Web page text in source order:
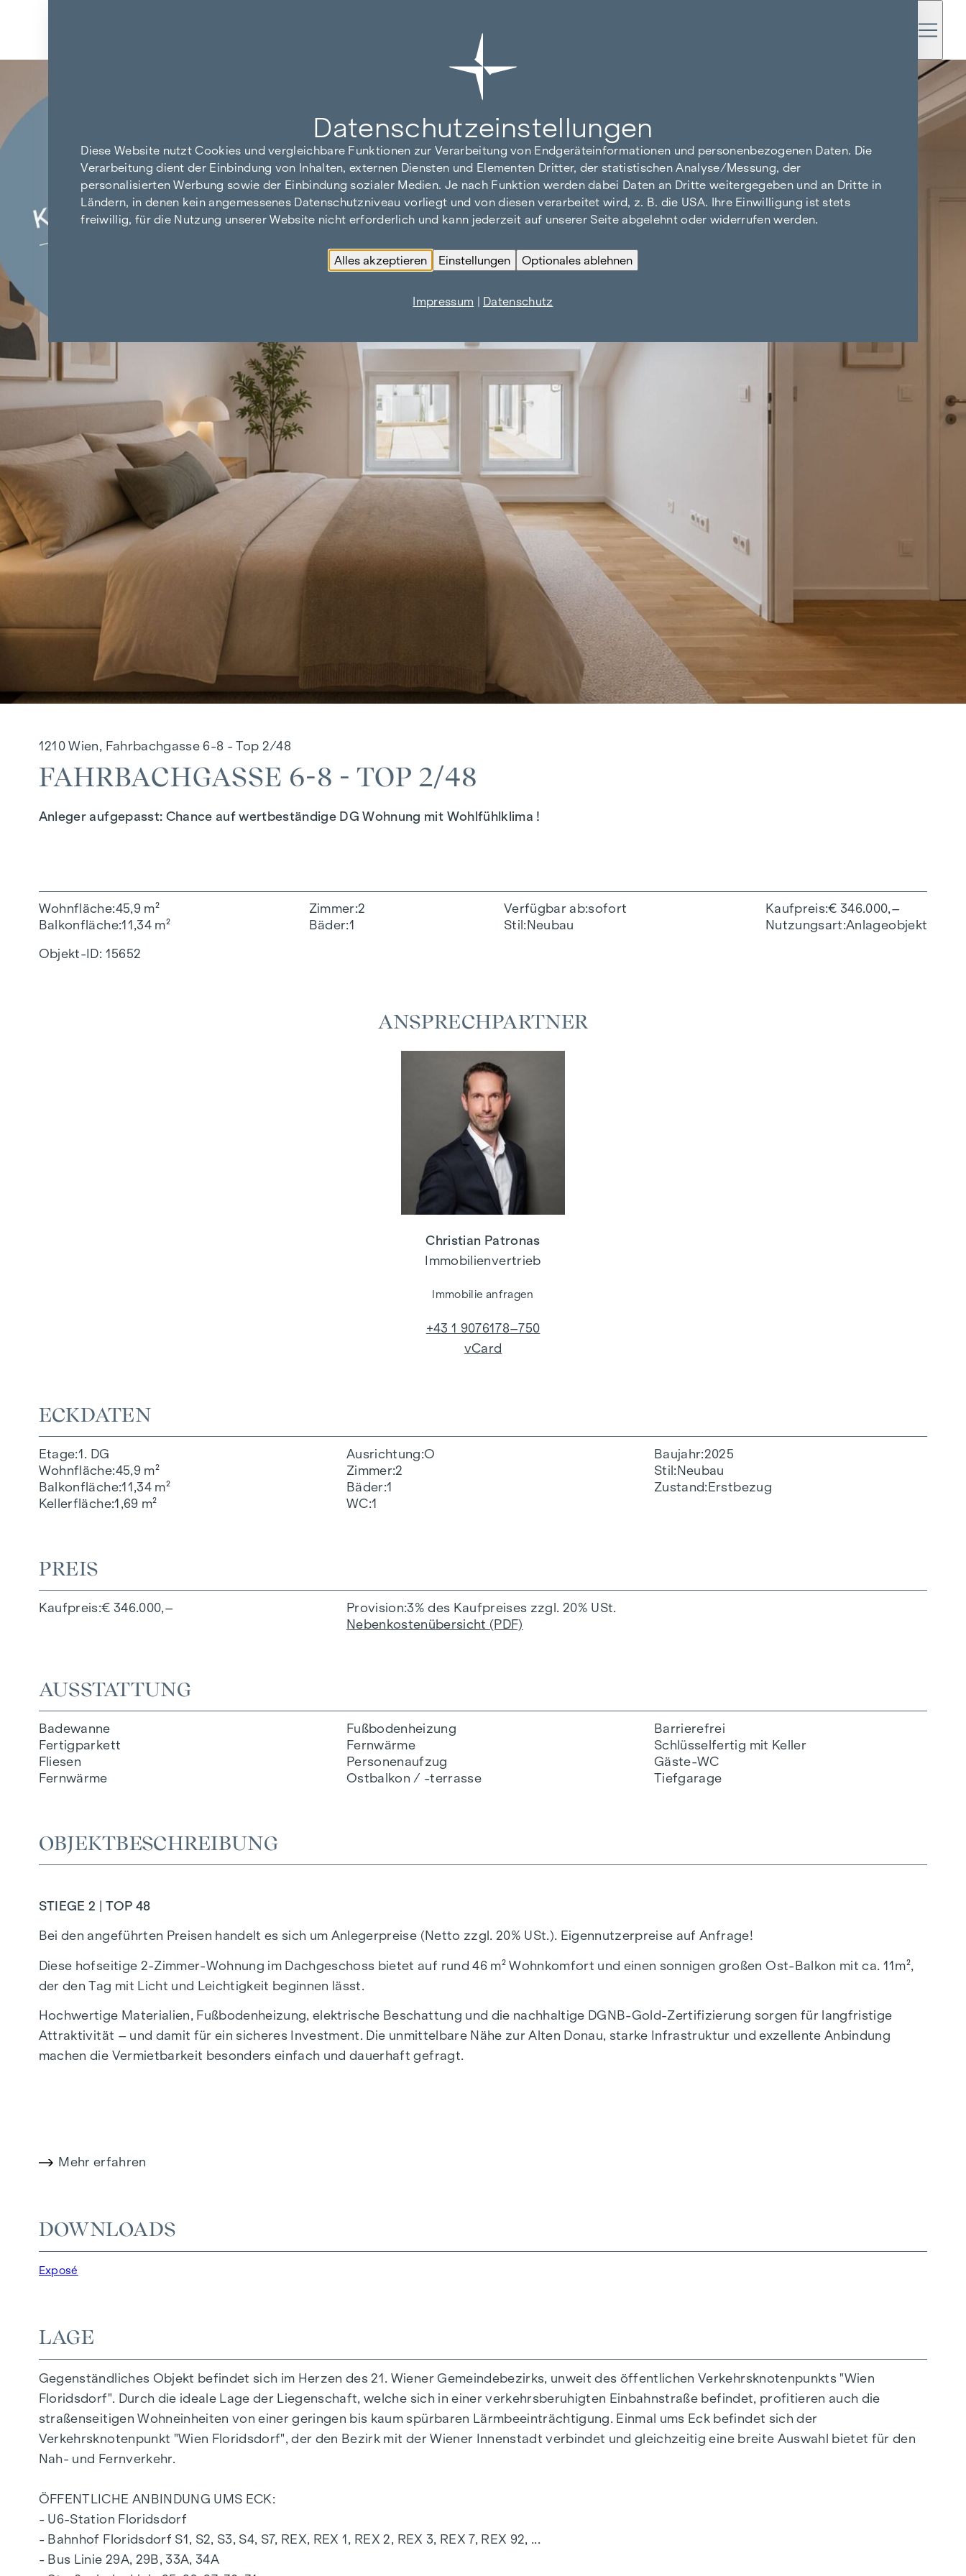
Zurück zu den Ergebnissen
1210 Wien, Fahrbachgasse 6-8 - Top 2/48
FAHRBACHGASSE 6-8 - TOP 2/48
Anleger aufgepasst: Chance auf wertbeständige DG Wohnung mit Wohlfühlklima !
Wohnfläche 45,9 m²
Balkonfläche 11,34 m²
Zimmer 2
Bäder 1
Verfügbar ab sofort
Stil Neubau
Kaufpreis € 346.000,–
Nutzungsart Anlageobjekt
Objekt-ID: 15652
ECKDATEN
Etage 1. DG
Wohnfläche 45,9 m²
Balkonfläche 11,34 m²
Kellerfläche 1,69 m²
Ausrichtung O
Zimmer 2
Bäder 1
WC 1
Baujahr 2025
Stil Neubau
Zustand Erstbezug
PREIS
Kaufpreis € 346.000,– Provision 3% des Kaufpreises zzgl. 20% USt.
Nebenkostenübersicht (PDF)
AUSSTATTUNG
Badewanne
Fertigparkett
Fliesen
Fernwärme
Fußbodenheizung
Fernwärme
Personenaufzug
Ostbalkon / -terrasse
Barrierefrei
Schlüsselfertig mit Keller
Gäste-WC
Tiefgarage
OBJEKTBESCHREIBUNG
STIEGE 2 | TOP 48
Bei den angeführten Preisen handelt es sich um Anlegerpreise (Netto zzgl. 20% USt.). Eigennutzerpreise auf Anfrage!
Diese hofseitige 2-Zimmer-Wohnung im Dachgeschoss bietet auf rund 46 m² Wohnkomfort und einen sonnigen großen Ost-Balkon mit ca. 11m²,
der den Tag mit Licht und Leichtigkeit beginnen lässt.
Hochwertige Materialien, Fußbodenheizung, elektrische Beschattung und die nachhaltige DGNB-Gold-Zertifizierung sorgen für langfristige
Attraktivität – und damit für ein sicheres Investment. Die unmittelbare Nähe zur Alten Donau, starke Infrastruktur und exzellente Anbindung
machen die Vermietbarkeit besonders einfach und dauerhaft gefragt.
Klima-Splitgerät
geräumiges Schlafzimmer
Terrasse (ca. 11 m²) mit Ost-Ausrichtung
angesiedelten Bildungseinrichtungen über geht, verleiht dem Objekt den gewissen Charme mit all seinen Vorzügen.
AUSSTATTUNG DER WOHNUNG
bodentiefe Holz-Alu-Fenster mit 3-fach Isolierverglasung
elektrische Raffstores bzw. Rollläden für die äußere Beschattung
Keramik in Bad und WC der Marke Laufen "Pro"
Terrasse mit schönem Ausblick, Steckdose, Außenbeleuchtung und Wasseranschluss
Mehr erfahren
DOWNLOADS
Exposé
LAGE
Gegenständliches Objekt befindet sich im Herzen des 21. Wiener Gemeindebezirks, unweit des öffentlichen Verkehrsknotenpunkts "Wien
Floridsdorf". Durch die ideale Lage der Liegenschaft, welche sich in einer verkehrsberuhigten Einbahnstraße befindet, profitieren auch die
straßenseitigen Wohneinheiten von einer geringen bis kaum spürbaren Lärmbeeinträchtigung. Einmal ums Eck befindet sich der
Verkehrsknotenpunkt "Wien Floridsdorf", der den Bezirk mit der Wiener Innenstadt verbindet und gleichzeitig eine breite Auswahl bietet für den
Nah- und Fernverkehr.
ÖFFENTLICHE ANBINDUNG UMS ECK:
- U6-Station Floridsdorf
- Bahnhof Floridsdorf S1, S2, S3, S4, S7, REX, REX 1, REX 2, REX 3, REX 7, REX 92, ...
- Bus Linie 29A, 29B, 33A, 34A
ANSPRECHPARTNER
Christian Patronas
Immobilienvertrieb
Immobilie anfragen
+43 1 9076178–750
vCard
Datenschutz­einstellungen
Diese Website nutzt Cookies und vergleichbare Funktionen zur Verarbeitung von Endgeräteinformationen und personenbezogenen Daten. Die
Verarbeitung dient der Einbindung von Inhalten, externen Diensten und Elementen Dritter, der statistischen Analyse/Messung, der
personalisierten Werbung sowie der Einbindung sozialer Medien. Je nach Funktion werden dabei Daten an Dritte weitergegeben und an Dritte in
Ländern, in denen kein angemessenes Datenschutzniveau vorliegt und von diesen verarbeitet wird, z. B. die USA. Ihre Einwilligung ist stets
freiwillig, für die Nutzung unserer Website nicht erforderlich und kann jederzeit auf unserer Seite abgelehnt oder widerrufen werden.
Alles akzeptieren Einstellungen Optionales ablehnen
Impressum | Datenschutz